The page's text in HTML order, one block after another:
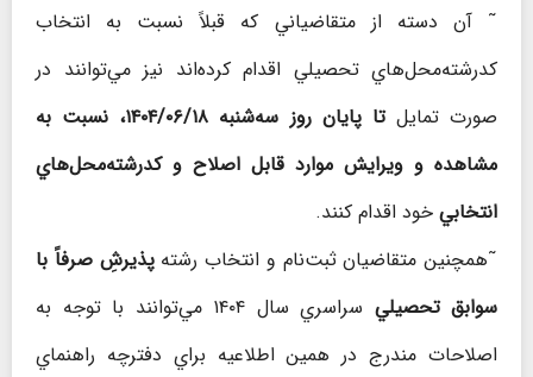
˜ آن دسته از متقاضياني كه قبلاً نسبت به انتخاب
كدرشته‌محل‌هاي تحصيلي اقدام کرده‌اند نيز مي‌توانند در
صورت تمايل
تا پايان روز سه‌شنبه ۱۴۰۴/۰۶/۱۸، نسبت به
مشاهده و ويرايش موارد قابل اصلاح و كدرشته‌محل‌هاي
انتخابي خود اقدام کنند.
˜همچنين متقاضيان ثبت‌نام و انتخاب رشتهپذيرشِ صرفاً با
سوابق تحصيلي
سراسري سال ۱۴۰۴ مي‌توانند با توجه به
اصلاحات مندرج در همين اطلاعيه براي دفترچه راهنماي